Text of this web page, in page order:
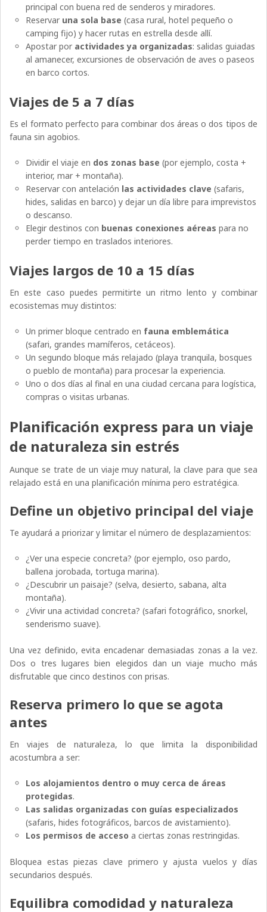
principal con buena red de senderos y miradores.
Reservar una sola base (casa rural, hotel pequeño o
camping fijo) y hacer rutas en estrella desde allí.
Apostar por actividades ya organizadas: salidas guiadas
al amanecer, excursiones de observación de aves o paseos
en barco cortos.
Viajes de 5 a 7 días
Es el formato perfecto para combinar dos áreas o dos tipos de
fauna sin agobios.
Dividir el viaje en dos zonas base (por ejemplo, costa +
interior, mar + montaña).
Reservar con antelación las actividades clave (safaris,
hides, salidas en barco) y dejar un día libre para imprevistos
o descanso.
Elegir destinos con buenas conexiones aéreas para no
perder tiempo en traslados interiores.
Viajes largos de 10 a 15 días
En este caso puedes permitirte un ritmo lento y combinar
ecosistemas muy distintos:
Un primer bloque centrado en fauna emblemática
(safari, grandes mamíferos, cetáceos).
Un segundo bloque más relajado (playa tranquila, bosques
o pueblo de montaña) para procesar la experiencia.
Uno o dos días al final en una ciudad cercana para logística,
compras o visitas urbanas.
Planificación express para un viaje
de naturaleza sin estrés
Aunque se trate de un viaje muy natural, la clave para que sea
relajado está en una planificación mínima pero estratégica.
Define un objetivo principal del viaje
Te ayudará a priorizar y limitar el número de desplazamientos:
¿Ver una especie concreta? (por ejemplo, oso pardo,
ballena jorobada, tortuga marina).
¿Descubrir un paisaje? (selva, desierto, sabana, alta
montaña).
¿Vivir una actividad concreta? (safari fotográfico, snorkel,
senderismo suave).
Una vez definido, evita encadenar demasiadas zonas a la vez.
Dos o tres lugares bien elegidos dan un viaje mucho más
disfrutable que cinco destinos con prisas.
Reserva primero lo que se agota
antes
En viajes de naturaleza, lo que limita la disponibilidad
acostumbra a ser:
Los alojamientos dentro o muy cerca de áreas
protegidas.
Las salidas organizadas con guías especializados
(safaris, hides fotográficos, barcos de avistamiento).
Los permisos de acceso a ciertas zonas restringidas.
Bloquea estas piezas clave primero y ajusta vuelos y días
secundarios después.
Equilibra comodidad y naturaleza